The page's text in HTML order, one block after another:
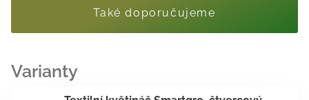
Také doporučujeme